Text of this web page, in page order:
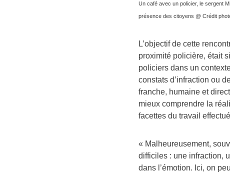
Un café avec un policier, le sergent
présence des citoyens @ Crédit
L’objectif de cette
proximité policière, était
policiers dans un
constats d’infraction ou
franche, humaine et
mieux comprendre la
facettes du travail
« Malheureusement,
difficiles : une infraction,
dans l’émotion. Ici, on